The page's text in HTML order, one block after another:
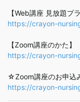
【Web講座 見放題プ
https://crayon-
【Zoom講座のかた】
https://crayon-
☆Zoom講座のお申込
https://crayon-